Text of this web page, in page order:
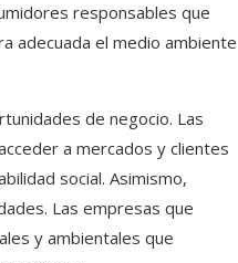
responsables que
adecuada el medio ambiente
de negocio. Las
a mercados y clientes
social. Asimismo,
Las empresas que
y ambientales que